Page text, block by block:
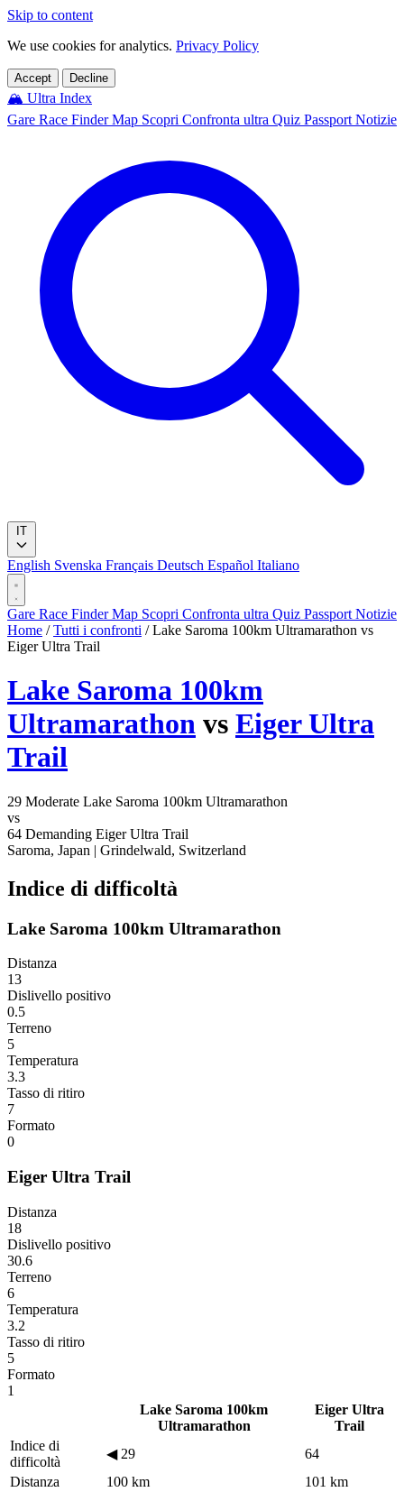
Skip to content
We use cookies for analytics. Privacy Policy
Accept Decline
🏔️ Ultra Index
Gare Race FinderMap Scopri Confronta ultra Quiz Passport Notizie
English Svenska Français Deutsch Español Italiano
Gare Race FinderMap Scopri Confronta ultra Quiz Passport Notizie
Home / Tutti i confronti / Lake Saroma 100km Ultramarathon vs
Eiger Ultra Trail
Lake Saroma 100km
Ultramarathon vs Eiger Ultra
Trail
29 Moderate Lake Saroma 100km Ultramarathon
vs
64 Demanding Eiger Ultra Trail
Saroma, Japan | Grindelwald, Switzerland
Indice di difficoltà
Lake Saroma 100km Ultramarathon
Distanza
13
Dislivello positivo
0.5
Terreno
5
Temperatura
3.3
Tasso di ritiro
7
Formato
0
Eiger Ultra Trail
Distanza
18
Dislivello positivo
30.6
Terreno
6
Temperatura
3.2
Tasso di ritiro
5
Formato
1
Lake Saroma 100km
Ultramarathon
Eiger Ultra
Trail
Indice di
difficoltà
◀29
64
Distanza
100 km
101 km